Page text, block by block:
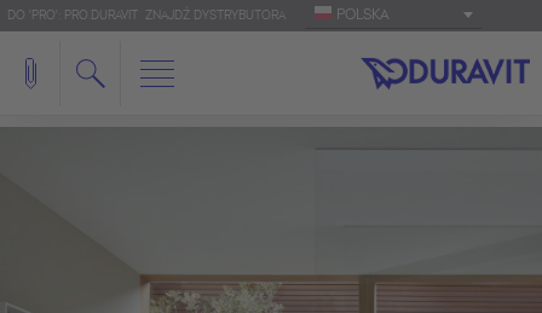
DO 'PRO': PRO.DURAVIT ZNAJDŹ DYSTRYBUTORA POLSKA